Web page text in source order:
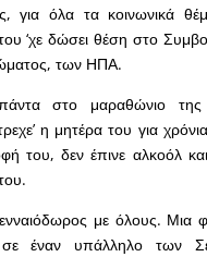
για όλα τα κοινωνικά
‘χε δώσει θέση στο
των ΗΠΑ.
πάντα στο μαραθώνιο
η μητέρα του για
του, δεν έπινε αλκοόλ
με όλους. Μια
σε έναν υπάλληλο των